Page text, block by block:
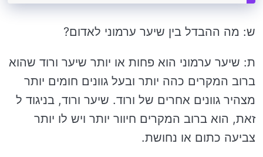
ש: מה ההבדל בין שיער ערמוני לאדום?
ת: שיער ערמוני הוא פחות או יותר שיער ורוד שהוא
ברוב המקרים כהה יותר ובעל גוונים חומים יותר
מצהיר גוונים אחרים של ורוד. שיער ורוד, בניגוד ל
זאת, הוא ברוב המקרים חיוור יותר ויש לו יותר
צביעה כתום או נחושת.